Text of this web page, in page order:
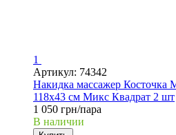
1
Артикул: 74342
Накидка массажер Косточка
118х43 см Микс Квадрат 2 шт
1 050 грн/пара
В наличии